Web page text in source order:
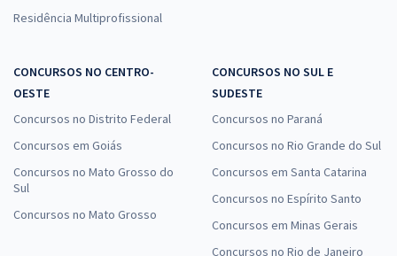
Residência Multiprofissional
CONCURSOS NO CENTRO-
OESTE
Concursos no Distrito Federal
Concursos em Goiás
Concursos no Mato Grosso do
Sul
Concursos no Mato Grosso
CONCURSOS NO SUL E
SUDESTE
Concursos no Paraná
Concursos no Rio Grande do Sul
Concursos em Santa Catarina
Concursos no Espírito Santo
Concursos em Minas Gerais
Concursos no Rio de Janeiro